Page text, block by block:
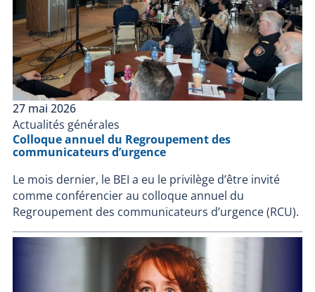
27 mai 2026
Actualités générales
Colloque annuel du Regroupement des
communicateurs d’urgence
Le mois dernier, le BEI a eu le privilège d’être invité
comme conférencier au colloque annuel du
Regroupement des communicateurs d’urgence (RCU).